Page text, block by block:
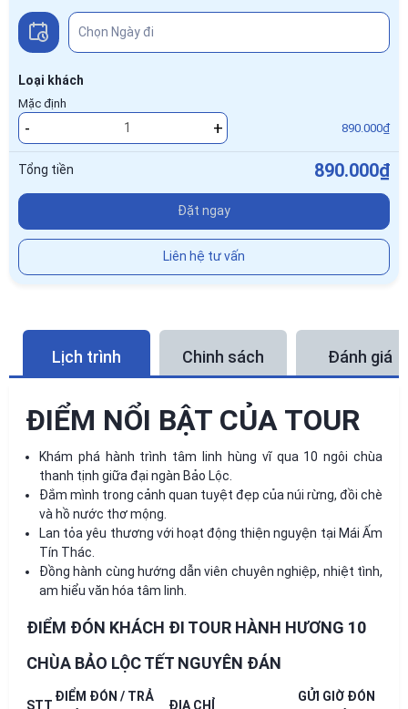
Loại khách
Mặc định
- + 890.000₫
Tổng tiền 890.000₫
Đặt ngay
Liên hệ tư vấn
Lịch trình Chinh sách Đánh giá
ĐIỂM NỔI BẬT CỦA TOUR
Khám phá hành trình tâm linh hùng vĩ qua 10 ngôi chùa
thanh tịnh giữa đại ngàn Bảo Lộc.
Đắm mình trong cảnh quan tuyệt đẹp của núi rừng, đồi chè
và hồ nước thơ mộng.
Lan tỏa yêu thương với hoạt động thiện nguyện tại Mái Ấm
Tín Thác.
Đồng hành cùng hướng dẫn viên chuyên nghiệp, nhiệt tình,
am hiểu văn hóa tâm linh.
ĐIỂM ĐÓN KHÁCH ĐI TOUR HÀNH HƯƠNG 10
CHÙA BẢO LỘC TẾT NGUYÊN ĐÁN
STT
ĐIỂM ĐÓN / TRẢ
ĐỊA CHỈ
GỬI GIỜ ĐÓN